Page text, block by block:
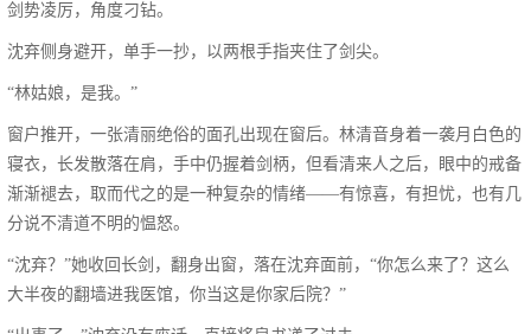
剑势凌厉，角度刁钻。
沈弃侧身避开，单手一抄，以两根手指夹住了剑尖。
“林姑娘，是我。”
窗户推开，一张清丽绝俗的面孔出现在窗后。林清音身着一袭月白色的
寝衣，长发散落在肩，手中仍握着剑柄，但看清来人之后，眼中的戒备
渐渐褪去，取而代之的是一种复杂的情绪——有惊喜，有担忧，也有几
分说不清道不明的愠怒。
“沈弃？”她收回长剑，翻身出窗，落在沈弃面前，“你怎么来了？这么
大半夜的翻墙进我医馆，你当这是你家后院？”